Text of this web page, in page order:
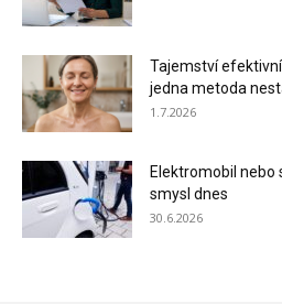
Tajemství
jedna metoda
1.7.2026
Elektromobil nebo
smysl dnes
30.6.2026